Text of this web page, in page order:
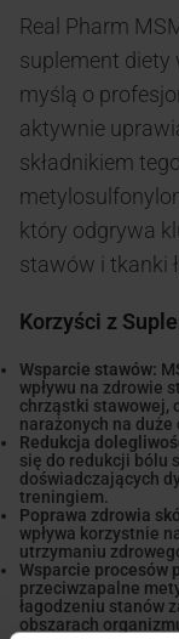
Real Pharm
suplement diety
myślą o
aktywnie
składnikiem
który odgrywa
stawów i tkanki
Korzyści z
Wsparcie stawów:
wpływu na zdrowie
chrząstki stawowej,
narażonych na
Redukcja
się do redukcji bólu
doświadczających
treningiem.
Poprawa zdrowia
wpływa korzystnie
utrzymaniu
Wsparcie procesów
przeciwzapalne
łagodzeniu stanów
obszarach